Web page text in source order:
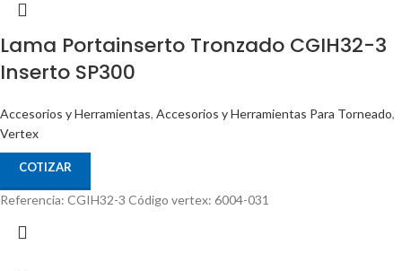
Lama Portainserto Tronzado CGIH32-3
Inserto SP300
Accesorios y Herramientas, Accesorios y Herramientas Para Torneado,
Vertex
COTIZAR
Referencia: CGIH32-3 Código vertex: 6004-031